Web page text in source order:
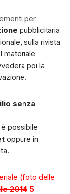
per
pubblicitaria
sulla rivista
materiale
poi la
senza
è possibile
oppure in
(foto delle
2014 5